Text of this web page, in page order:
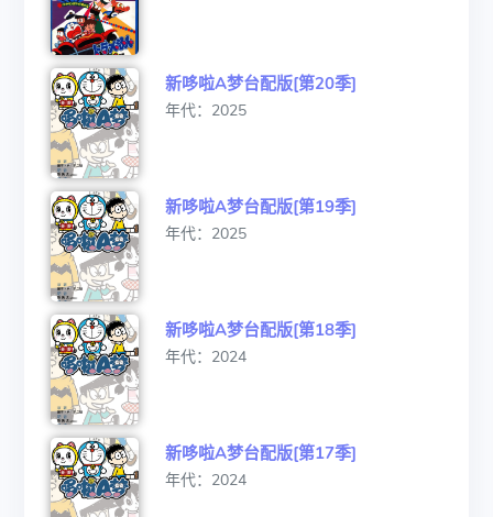
新哆啦A梦台配版[第20季]
年代：2025
新哆啦A梦台配版[第19季]
年代：2025
新哆啦A梦台配版[第18季]
年代：2024
新哆啦A梦台配版[第17季]
年代：2024